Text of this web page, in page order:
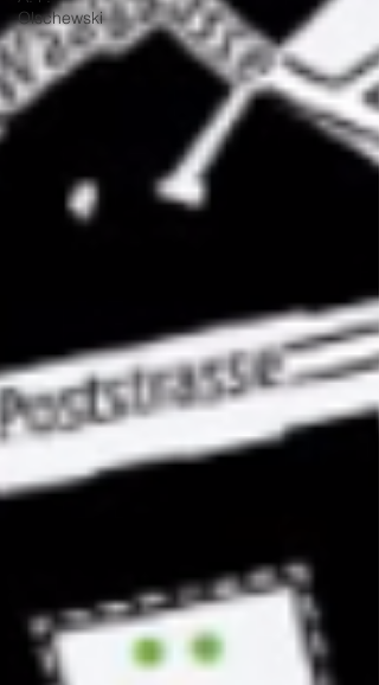
Olschewski